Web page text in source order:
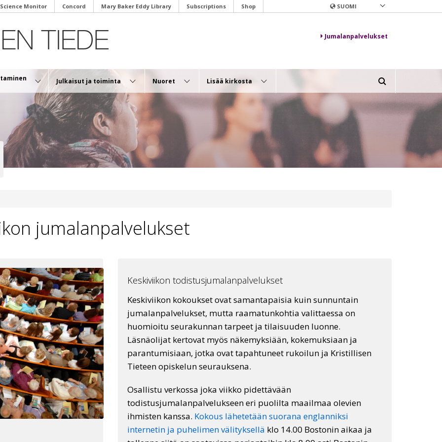
Monitor Concord Mary Baker Eddy Library Subscriptions Shop SUOMI
Jumalanpalvelukset
Julkaisut ja toiminta Nuoret Lisää kirkosta
jumalanpalvelukset
Keskiviikon todistusjumalanpalvelukset
Keskiviikon kokoukset ovat samantapaisia kuin sunnuntain
jumalanpalvelukset, mutta raamatunkohtia valittaessa on
huomioitu seurakunnan tarpeet ja tilaisuuden luonne.
Läsnäolijat kertovat myös näkemyksiään, kokemuksiaan ja
parantumisiaan, jotka ovat tapahtuneet rukoilun ja Kristillisen
Tieteen opiskelun seurauksena.
Osallistu verkossa joka viikko pidettävään
todistusjumalanpalvelukseen eri puolilta maailmaa olevien
ihmisten kanssa. Kokous lähetetään suorana englanniksi
internetin ja puhelimen välityksellä klo 14.00 Bostonin aikaa ja